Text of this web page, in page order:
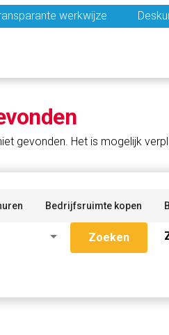
werkwijze
gevonden. Het is mogelijk
Bedrijfsruimte kopen
arrow_drop_down Zoeken